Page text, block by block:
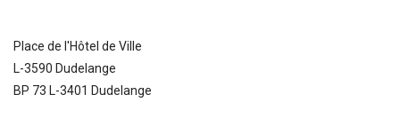
Place de l'Hôtel de Ville
L-3590 Dudelange
BP 73 L-3401 Dudelange